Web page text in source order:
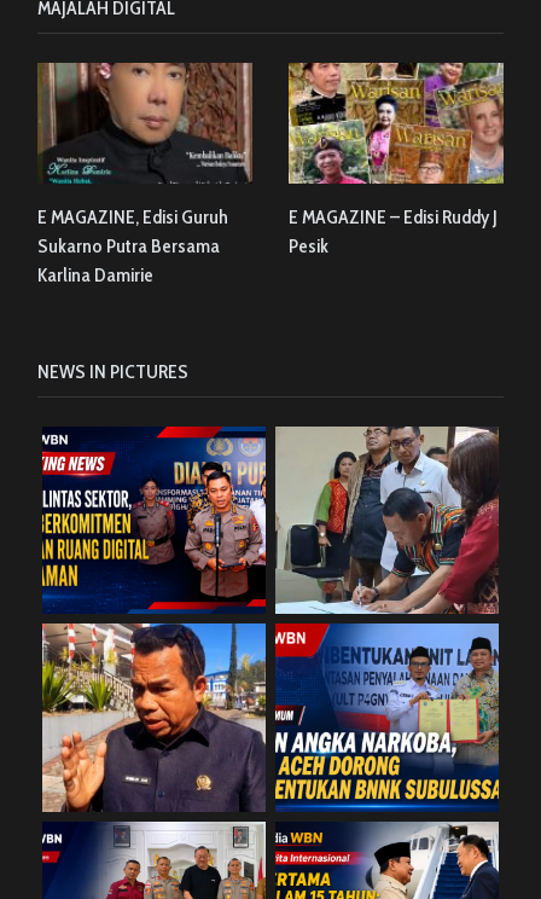
MAJALAH DIGITAL
E MAGAZINE, Edisi Guruh
Sukarno Putra Bersama
Karlina Damirie
E MAGAZINE – Edisi Ruddy J
Pesik
NEWS IN PICTURES